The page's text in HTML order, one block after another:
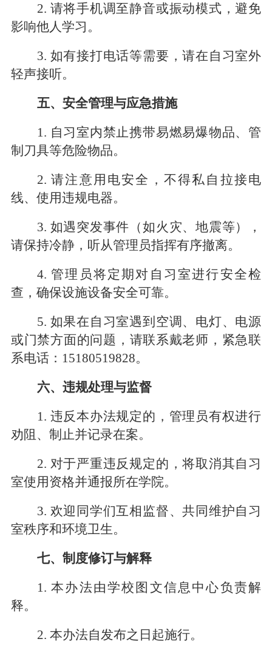
2. 请将手机调至静音或振动模式，避免
影响他人学习。
3. 如有接打电话等需要，请在自习室外
轻声接听。
五、安全管理与应急措施
1. 自习室内禁止携带易燃易爆物品、管
制刀具等危险物品。
2. 请注意用电安全，不得私自拉接电
线、使用违规电器。
3. 如遇突发事件（如火灾、地震等），
请保持冷静，听从管理员指挥有序撤离。
4. 管理员将定期对自习室进行安全检
查，确保设施设备安全可靠。
5. 如果在自习室遇到空调、电灯、电源
或门禁方面的问题，请联系戴老师，紧急联
系电话： 1 5180519828。
六、违规处理与监督
1. 违反本办法规定的，管理员有权进行
劝阻、制止并记录在案。
2. 对于严重违反规定的，将取消其自习
室使用资格并通报所在学院。
3. 欢迎同学们互相监督、共同维护自习
室秩序和环境卫生。
七、制度修订与解释
1. 本办法由学校图文信息中心负责解
释。
2. 本办法自发布之日起施行。